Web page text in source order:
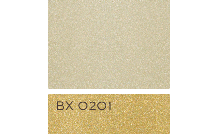
BX 0203
Шампань